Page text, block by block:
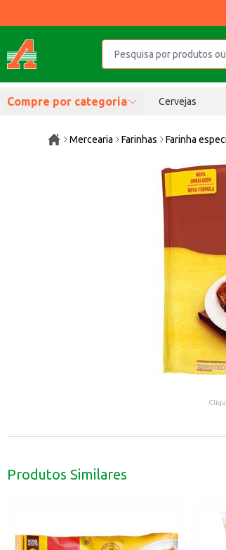
Compre por categoria Cervejas
Mercearia Farinhas Farinha
Produtos Similares